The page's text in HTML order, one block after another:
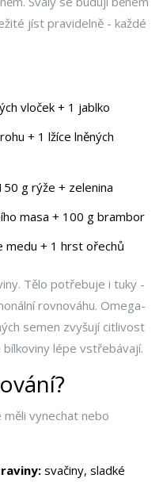
jíst pravidelně - každé
vloček + 1 jablko
+ 1 lžíce lněných
g rýže + zelenina
masa + 100 g brambor
medu + 1 hrst ořechů
Tělo potřebuje i tuky -
rovnováhu. Omega-
semen zvyšují citlivost
bílkoviny lépe vstřebávají.
vynechat nebo
svačiny, sladké